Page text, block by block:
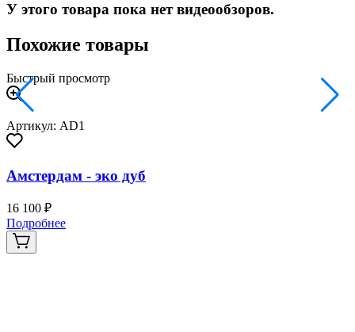
У этого товара пока нет видеообзоров.
Похожие товары
Быстрый просмотр
Артикул: AD1
Амстердам - эко дуб
16 100 ₽
Подробнее